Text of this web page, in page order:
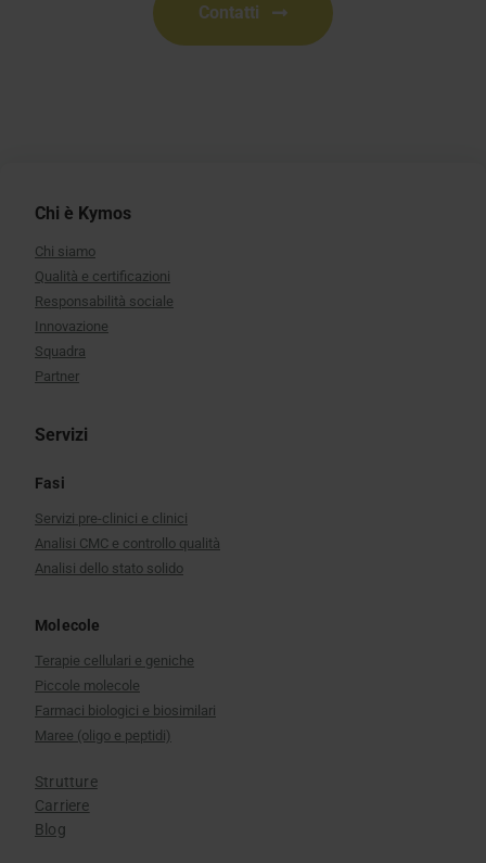
Contatti
Chi è Kymos
Chi siamo
Qualità e certificazioni
Responsabilità sociale
Innovazione
Squadra
Partner
Servizi
Fasi
Servizi pre-clinici e clinici
Analisi CMC e controllo qualità
Analisi dello stato solido
Molecole
Terapie cellulari e geniche
Piccole molecole
Farmaci biologici e biosimilari
Maree (oligo e peptidi)
Strutture
Carriere
Blog